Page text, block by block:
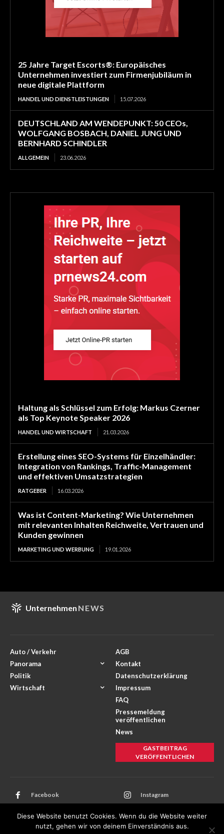
25 Jahre Target Escorts®: Europäisches
Unternehmen investiert zum Firmenjubiläum in
neue digitale Plattform
HANDEL UND DIENSTLEISTUNGEN 15.07.2026
DEUTSCHLAND AM WENDEPUNKT: 50 CEOs,
WOLFGANG BOSBACH, DANIEL JUNG UND
BERNHARD SCHINDLER
ALLGEMEIN 23.06.2026
Haltung als Schlüssel zum Erfolg: Markus Czerner
als Top Keynote Speaker 2026
HANDEL UND WIRTSCHAFT 21.03.2026
Erstellung eines SEO-Systems für Einzelhändler:
Integration von Rankings, Traffic-Management
und effektiven Umsatzstrategien
RATGEBER 16.03.2026
Was ist Content-Marketing? Wie Unternehmen
mit relevanten Inhalten Reichweite, Vertrauen und
Kunden gewinnen
MARKETING UND WERBUNG 19.01.2026
Unternehmen NEWS
Auto / Verkehr
Panorama
Politik
Wirtschaft
AGB
Kontakt
Datenschutzerklärung
Impressum
FAQ
Pressemeldung
veröffentlichen
News
GASTBEITRAG
VERÖFFENTLICHEN
Facebook Instagram
Diese Website benutzt Cookies. Wenn du die Website weiter
nutzt, gehen wir von deinem Einverständnis aus.